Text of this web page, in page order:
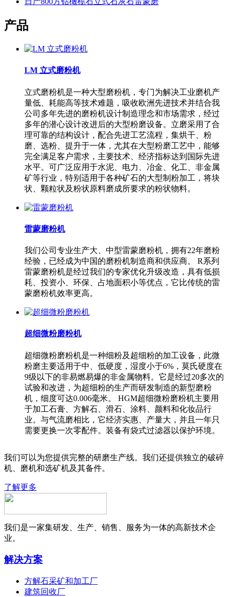
产品
LM 立式磨粉机
立式磨粉机是一种大型磨粉机，专门为解决工业磨机产
量低、耗能高等技术难题，吸收欧洲先进技术并结合我
公司多年先进的磨粉机设计制造理念和市场需求，经过
多年的潜心设计改进后的大型粉磨设备。立磨采用了合
理可靠的结构设计，配合先进工艺流程，集烘干、粉
磨、选粉、提升于一体，尤其在大型粉磨工艺中，能够
完全满足客户需求，主要技术、经济指标达到国际先进
水平。可广泛应用于水泥、电力、冶金、化工、非金属
矿等行业，特别适用于各种矿石的大型制粉加工，将块
状、颗粒状及粉状原料磨成所要求的粉状物料。
雷蒙磨粉机
我们公司专业生产大、中型雷蒙磨粉机，拥有22年磨粉
经验，已经成为中国的磨粉机制造商和供应商。 R系列
雷蒙磨粉机是经过我们的专家优化升级改造，具有低损
耗、投资小、环保、占地面积小等优点，它比传统的雷
蒙磨粉机效率更高。
超细微粉磨粉机
超细微粉磨粉机是一种细粉及超细粉的加工设备，此微
粉磨主要适用于中、低硬度，湿度小于6%，莫氏硬度在
9级以下的非易燃易爆的非金属物料。它是经过20多次的
试验和改进，为超细粉的生产而研发制造的新型磨粉
机，细度可达0.006毫米。 HGM超细微粉磨粉机主要用
于加工石膏、方解石、滑石、涂料、颜料和化妆品行
业。与气流磨相比，它经济实惠、产量大，并且一年只
需要更换一次零配件。装备有袋式过滤器以保护环境。
我们可以为您提供完整的研磨生产线。我们还提供独立的破碎
机、磨机和选矿机及其备件。
了解更多
我们是一家集研发、生产、销售、服务为一体的高新技术企
业。
解决方案
方解石采矿和加工厂
建筑回收厂